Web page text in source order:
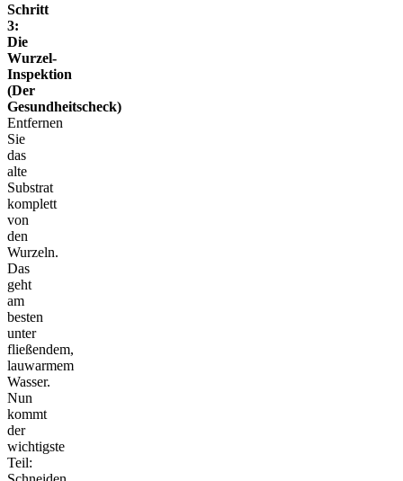
Schritt
3:
Die
Wurzel-
Inspektion
(Der
Gesundheitscheck)
Entfernen
Sie
das
alte
Substrat
komplett
von
den
Wurzeln.
Das
geht
am
besten
unter
fließendem,
lauwarmem
Wasser.
Nun
kommt
der
wichtigste
Teil: